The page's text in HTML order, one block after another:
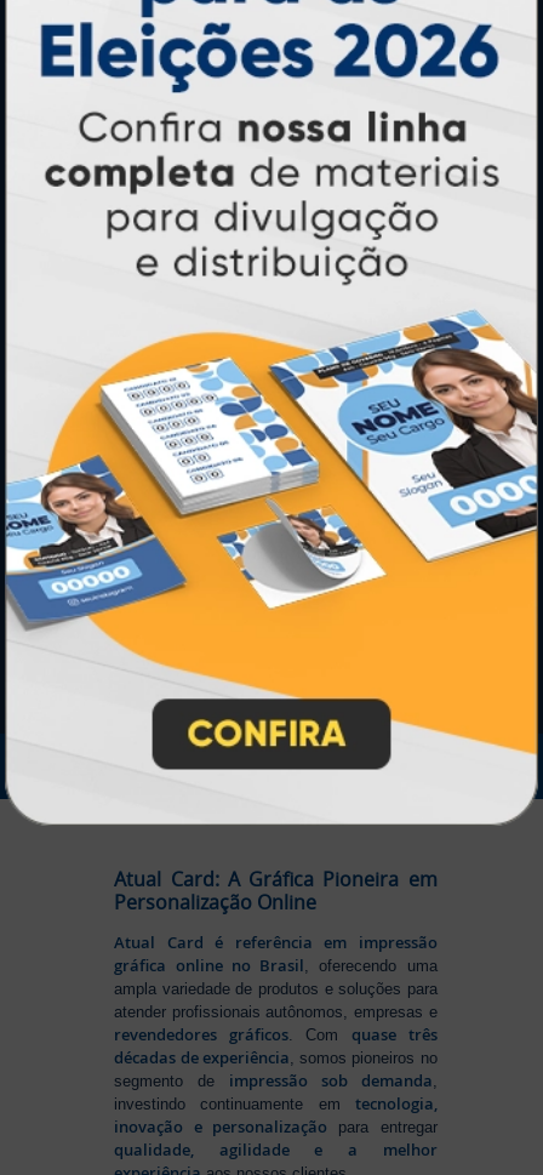
PAGUE COM
* Pagamento com cartão de crédito terá valor adicional.
** Pagamentos a prazo poderão ter acréscimo.
*** Nota fiscal sujeita a emissão de acordo com prestador de
PARTICIPE
SEGURANÇA
IMPRA INDUSTRIA GRAFICA LTDA | CNPJ: 28.045.354/0002-52
Atual Card © 2026. Todos os direitos reservados.
Atual Card: A Gráfica Pioneira em
Personalização Online
Atual Card é referência em impressão
gráfica online no Brasil, oferecendo uma
ampla variedade de produtos e soluções para
atender profissionais autônomos, empresas e
revendedores gráficos. Comquase três
décadas de experiência, somos pioneiros no
segmento de impressão sob demanda,
investindo continuamente em tecnologia,
inovação e personalização para entregar
qualidade, agilidade e a melhor